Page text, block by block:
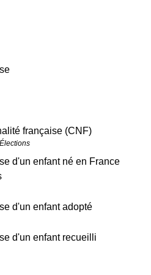
française (CNF)
d'un enfant né en France
d'un enfant adopté
d'un enfant recueilli